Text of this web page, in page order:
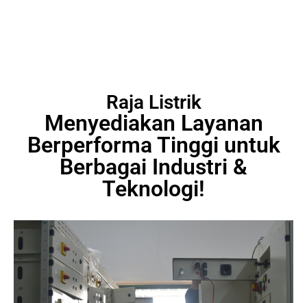
Raja Listrik
Menyediakan Layanan
Berperforma Tinggi untuk
Berbagai Industri &
Teknologi!